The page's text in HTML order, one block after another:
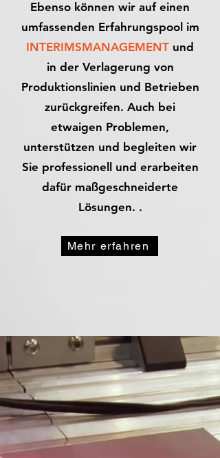
Ebenso können wir auf einen
umfassenden Erfahrungspool im
INTERIMSMANAGEMENT und
in der Verlagerung von
Produktionslinien und Betrieben
zurückgreifen. Auch bei
etwaigen Problemen,
unterstützen und begleiten wir
Sie professionell und erarbeiten
dafür maßgeschneiderte
Lösungen. .
Mehr erfahren